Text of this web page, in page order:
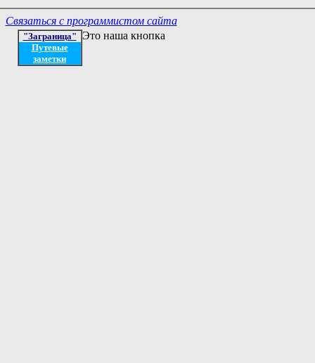
Связаться с программистом сайта
"Заграница"
Путевые
заметки
Это наша кнопка